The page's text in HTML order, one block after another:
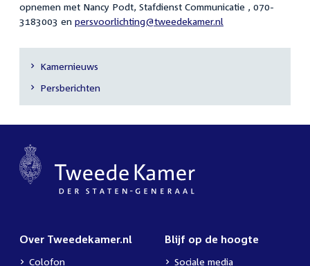
opnemen met Nancy Podt, Stafdienst Communicatie , 070-
3183003 en persvoorlichting@tweedekamer.nl
Secundaire
navigatie
Kamernieuws
Persberichten
Over Tweedekamer.nl
Colofon
Blijf op de hoogte
Sociale media